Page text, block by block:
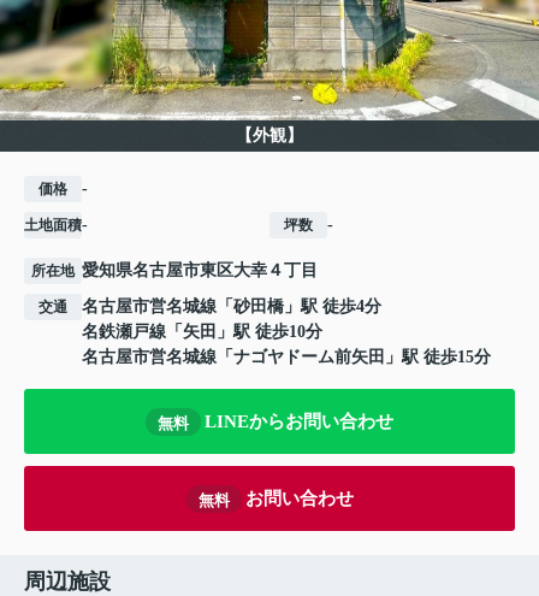
【外観】
価格 -
土地面積- 坪数 -
所在地 愛知県名古屋市東区大幸 ４丁目
交通 名古屋市営名城線 「 砂田橋 」駅 徒歩4分
名鉄瀬戸線 「 矢田 」駅 徒歩10分
名古屋市営名城線 「 ナゴヤドーム前矢田 」駅 徒歩15分
無料 LINEからお問い合わせ
無料 お問い合わせ
周辺施設